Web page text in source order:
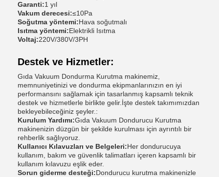
Garanti:1 yıl
Vakum derecesi:≤10Pa
Soğutma yöntemi:Hava soğutmalı
Isıtma yöntemi:Elektrikli Isıtma
Voltaj:220V/380V/3PH
Destek ve Hizmetler:
Gıda Vakuum Dondurma Kurutma makinemiz,
memnuniyetinizi ve dondurma ekipmanlarınızın en iyi
performansını sağlamak için tasarlanmış kapsamlı teknik
destek ve hizmetlerle birlikte gelir.İşte destek takımımızdan
bekleyebileceğiniz şeyler.:
Kurulum Yardımı:Gıda Vakuum Dondurucu Kurutma
makinenizin düzgün bir şekilde kurulması için ayrıntılı bir
rehberlik sağlıyoruz.
Kullanıcı Kılavuzları ve Belgeleri:Her dondurucuya
kullanım, bakım ve güvenlik talimatları içeren kapsamlı bir
kullanım kılavuzu eşlik eder.
Sorun giderme desteği:Dondurucu kurutma makinenizle